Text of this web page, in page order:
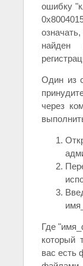
ошибку
Один из
через
Где
который
вас есть